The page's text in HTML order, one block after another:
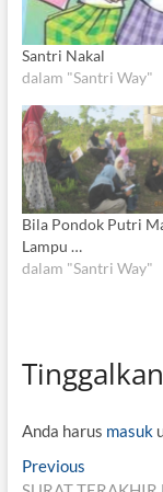
Santri Nakal
dalam "Santri Way"
Bila Pondok Putri
Lampu …
dalam "Santri Way"
Anda harus masuk
N
Previous